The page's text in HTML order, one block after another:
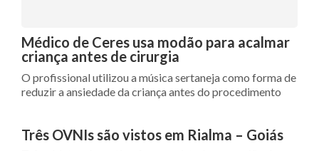
Médico de Ceres usa modão para acalmar
criança antes de cirurgia
O profissional utilizou a música sertaneja como forma de
reduzir a ansiedade da criança antes do procedimento
Três OVNIs são vistos em Rialma – Goiás